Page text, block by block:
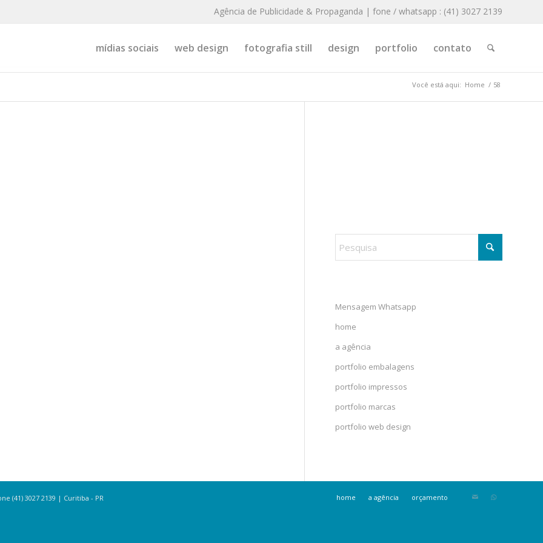
Agência de Publicidade & Propaganda | fone / whatsapp : (41) 3027 2139
mídias sociais web design fotografia still design portfolio contato
Você está aqui: Home / 58
Mensagem Whatsapp
home
a agência
portfolio embalagens
portfolio impressos
portfolio marcas
portfolio web design
(41) 3027 2139 | Curitiba - PR home a agência orçamento